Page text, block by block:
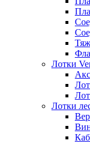
Лотки
Лотки